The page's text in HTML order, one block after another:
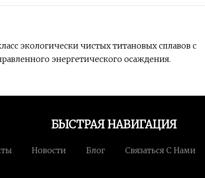
экологически чистых титановых сплавов с
энергетического осаждения.
БЫСТРАЯ НАВИГАЦИЯ
Новости Блог Связаться С Нами